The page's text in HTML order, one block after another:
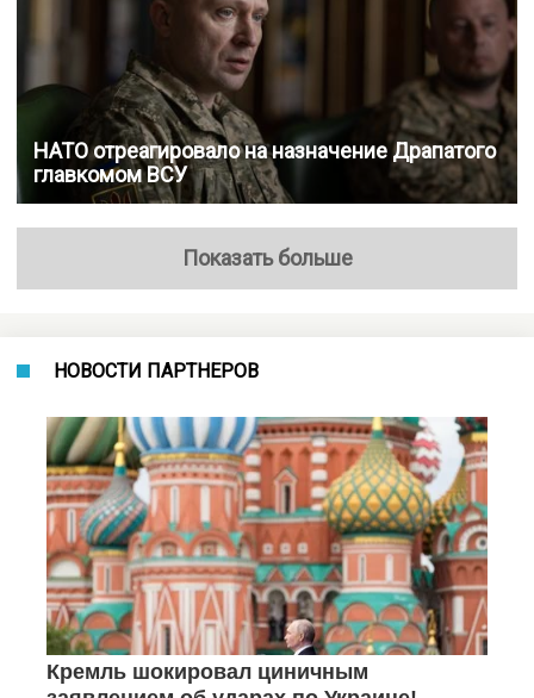
НАТО отреагировало на назначение Драпатого
главкомом ВСУ
Показать больше
НОВОСТИ ПАРТНЕРОВ